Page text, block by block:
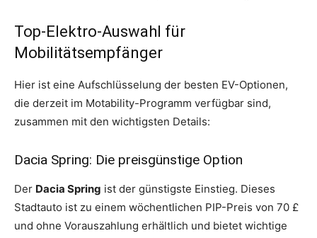
Top-Elektro-Auswahl für
Mobilitätsempfänger
Hier ist eine Aufschlüsselung der besten EV-Optionen,
die derzeit im Motability-Programm verfügbar sind,
zusammen mit den wichtigsten Details:
Dacia Spring: Die preisgünstige Option
Der Dacia Spring ist der günstigste Einstieg. Dieses
Stadtauto ist zu einem wöchentlichen PIP-Preis von 70 £
und ohne Vorauszahlung erhältlich und bietet wichtige